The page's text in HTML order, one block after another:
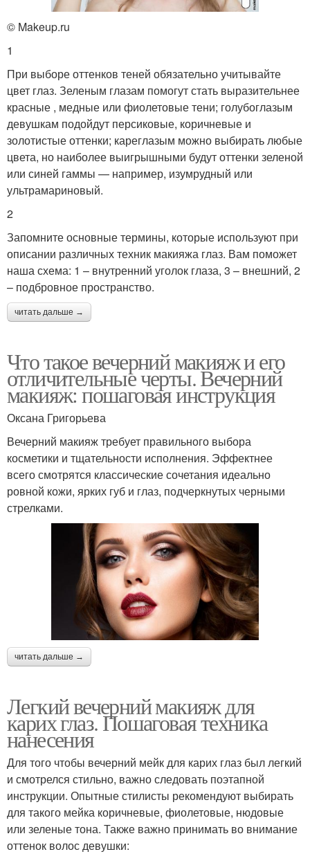
© Makeup.ru
1
При выборе оттенков теней обязательно учитывайте
цвет глаз. Зеленым глазам помогут стать выразительнее
красные , медные или фиолетовые тени; голубоглазым
девушкам подойдут персиковые, коричневые и
золотистые оттенки; кареглазым можно выбирать любые
цвета, но наиболее выигрышными будут оттенки зеленой
или синей гаммы — например, изумрудный или
ультрамариновый.
2
Запомните основные термины, которые используют при
описании различных техник макияжа глаз. Вам поможет
наша схема: 1 – внутренний уголок глаза, 3 – внешний, 2
– подбровное пространство.
читать дальше →
Что такое вечерний макияж и его
отличительные черты. Вечерний
макияж: пошаговая инструкция
Оксана Григорьева
Вечерний макияж требует правильного выбора
косметики и тщательности исполнения. Эффектнее
всего смотрятся классические сочетания идеально
ровной кожи, ярких губ и глаз, подчеркнутых черными
стрелками.
читать дальше →
Легкий вечерний макияж для
карих глаз. Пошаговая техника
нанесения
Для того чтобы вечерний мейк для карих глаз был легкий
и смотрелся стильно, важно следовать поэтапной
инструкции. Опытные стилисты рекомендуют выбирать
для такого мейка коричневые, фиолетовые, нюдовые
или зеленые тона. Также важно принимать во внимание
оттенок волос девушки: